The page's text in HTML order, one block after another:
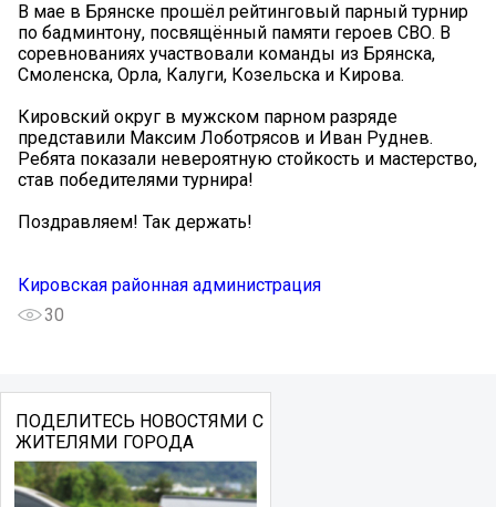
В мае в Брянске прошёл рейтинговый парный турнир
по бадминтону, посвящённый памяти героев СВО. В
соревнованиях участвовали команды из Брянска,
Смоленска, Орла, Калуги, Козельска и Кирова.
Кировский округ в мужском парном разряде
представили Максим Лоботрясов и Иван Руднев.
Ребята показали невероятную стойкость и мастерство,
став победителями турнира!
Поздравляем! Так держать!
Кировская районная администрация
30
ПОДЕЛИТЕСЬ НОВОСТЯМИ С
ЖИТЕЛЯМИ ГОРОДА